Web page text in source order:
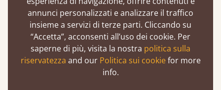
annunci personalizzati e analizzare il traffico
insieme a servizi di terze parti. Cliccando su
“Accetta”, acconsenti all’uso dei cookie. Per
saperne di più, visita la nostra politica sulla
riservatezza and our Politica sui cookiefor more
info.